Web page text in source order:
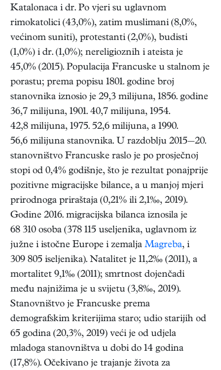
Katalonaca i dr. Po vjeri su uglavnom
rimokatolici (43,0%), zatim muslimani (8,0%,
većinom suniti), protestanti (2,0%), budisti
(1,0%) i dr. (1,0%); nereligioznih i ateista je
45,0% (2015). Populacija Francuske u stalnom je
porastu; prema popisu 1801. godine broj
stanovnika iznosio je 29,3 milijuna, 1856. godine
36,7 milijuna, 1901. 40,7 milijuna, 1954.
42,8 milijuna, 1975. 52,6 milijuna, a 1990.
56,6 milijuna stanovnika. U razdoblju 2015‒20.
stanovništvo Francuske raslo je po prosječnoj
stopi od 0,4% godišnje, što je rezultat ponajprije
pozitivne migracijske bilance, a u manjoj mjeri
prirodnoga priraštaja (0,21% ili 2,1‰, 2019).
Godine 2016. migracijska bilanca iznosila je
68 310 osoba (378 115 useljenika, uglavnom iz
južne i istočne Europe i zemalja Magreba, i
309 805 iseljenika). Natalitet je 11,2‰ (2011), a
mortalitet 9,1‰ (2011); smrtnost dojenčadi
među najnižima je u svijetu (3,8‰, 2019).
Stanovništvo je Francuske prema
demografskim kriterijima staro; udio starijih od
65 godina (20,3%, 2019) veći je od udjela
mladoga stanovništva u dobi do 14 godina
(17,8%). Očekivano je trajanje života za